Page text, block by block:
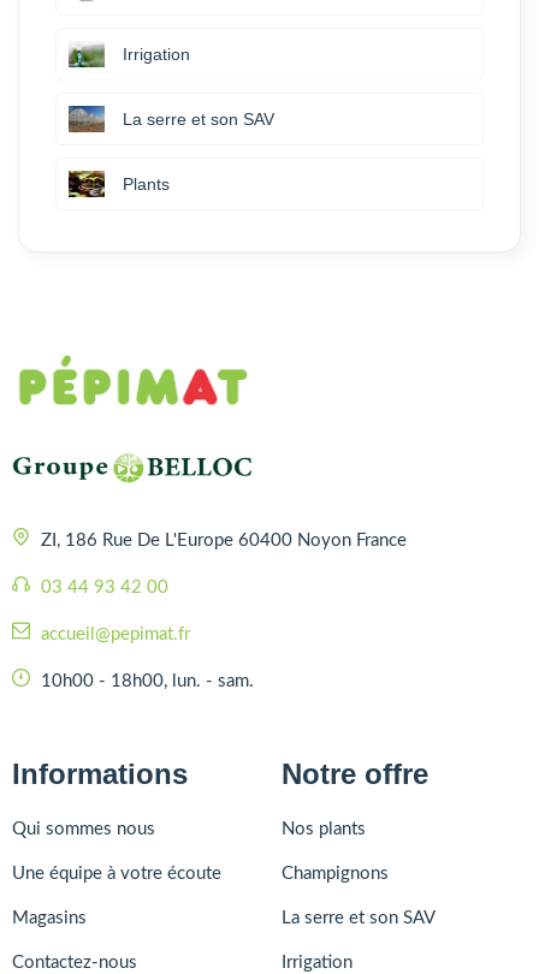
Irrigation
La serre et son SAV
Plants
ZI, 186 Rue De L'Europe 60400 Noyon France
03 44 93 42 00
accueil@pepimat.fr
10h00 - 18h00, lun. - sam.
Informations
Qui sommes nous
Une équipe à votre écoute
Magasins
Contactez-nous
Notre offre
Nos plants
Champignons
La serre et son SAV
Irrigation